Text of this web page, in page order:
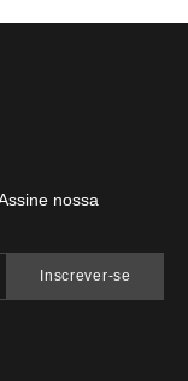
nossa
Inscrever-se